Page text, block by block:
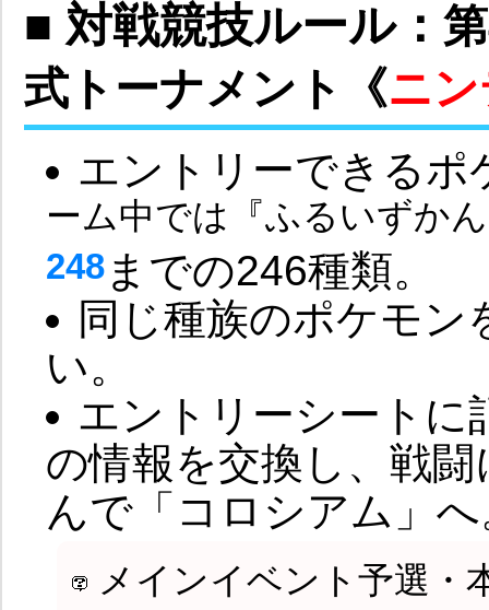
■ 対戦競技ルール：
式トーナメント《ニ
エントリーできるポ
ーム中では『ふるいずか
248までの246種類。
同じ種族のポケモン
い。
エントリーシートに
の情報を交換し、戦
んで「コロシアム」
メインイベント予選・